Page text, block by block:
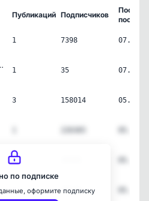
Публикаций Подписчиков
пост
1 7398
в …
1 35
3 158014
2
2 30144
по подписке
оформите подписку